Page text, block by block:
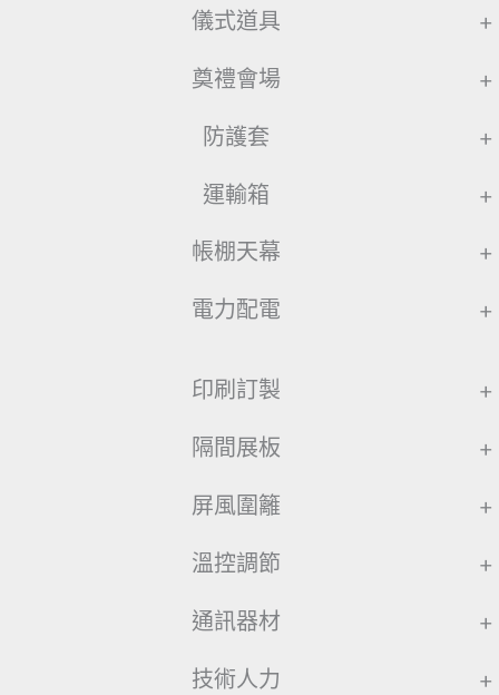
儀式道具 +
奠禮會場 +
防護套 +
運輸箱 +
帳棚天幕 +
電力配電 +
印刷訂製 +
隔間展板 +
屏風圍籬 +
溫控調節 +
通訊器材 +
技術人力 +